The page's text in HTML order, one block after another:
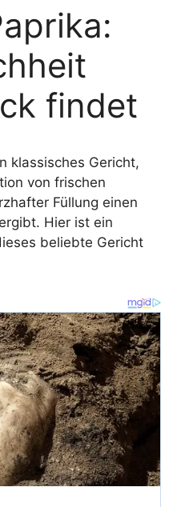
findet
klassisches Gericht,
von frischen
Füllung einen
Hier ist ein
beliebte Gericht